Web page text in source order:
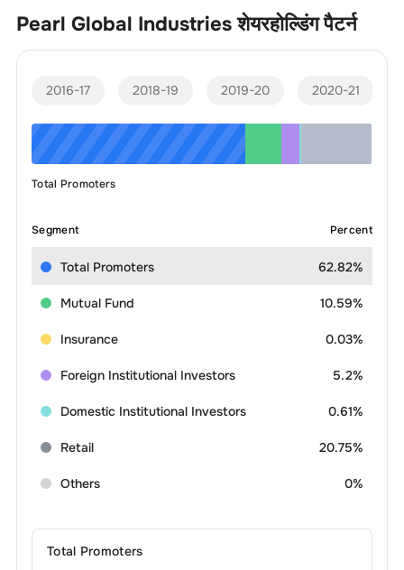
Pearl Global Industries शेयरहोल्डिंग पैटर्न
2016-17 2018-19 2019-20 2020-21
Total Promoters
Segment Percent
Total Promoters 62.82%
Mutual Fund 10.59%
Insurance 0.03%
Foreign Institutional Investors 5.2%
Domestic Institutional Investors 0.61%
Retail 20.75%
Others 0%
Total Promoters